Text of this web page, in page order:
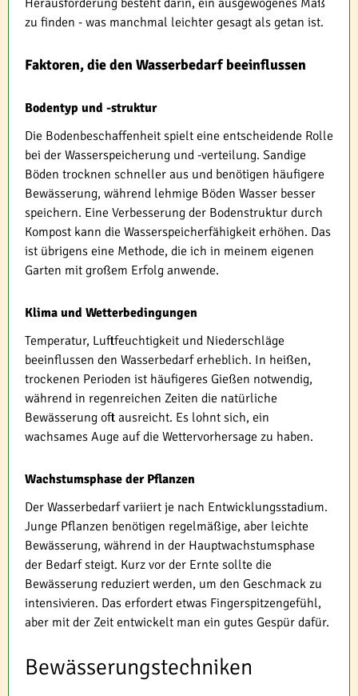
Herausforderung besteht darin, ein ausgewogenes Maß
zu finden - was manchmal leichter gesagt als getan ist.
Faktoren, die den Wasserbedarf beeinflussen
Bodentyp und -struktur
Die Bodenbeschaffenheit spielt eine entscheidende Rolle
bei der Wasserspeicherung und -verteilung. Sandige
Böden trocknen schneller aus und benötigen häufigere
Bewässerung, während lehmige Böden Wasser besser
speichern. Eine Verbesserung der Bodenstruktur durch
Kompost kann die Wasserspeicherfähigkeit erhöhen. Das
ist übrigens eine Methode, die ich in meinem eigenen
Garten mit großem Erfolg anwende.
Klima und Wetterbedingungen
Temperatur, Luftfeuchtigkeit und Niederschläge
beeinflussen den Wasserbedarf erheblich. In heißen,
trockenen Perioden ist häufigeres Gießen notwendig,
während in regenreichen Zeiten die natürliche
Bewässerung oft ausreicht. Es lohnt sich, ein
wachsames Auge auf die Wettervorhersage zu haben.
Wachstumsphase der Pflanzen
Der Wasserbedarf variiert je nach Entwicklungsstadium.
Junge Pflanzen benötigen regelmäßige, aber leichte
Bewässerung, während in der Hauptwachstumsphase
der Bedarf steigt. Kurz vor der Ernte sollte die
Bewässerung reduziert werden, um den Geschmack zu
intensivieren. Das erfordert etwas Fingerspitzengefühl,
aber mit der Zeit entwickelt man ein gutes Gespür dafür.
Bewässerungstechniken